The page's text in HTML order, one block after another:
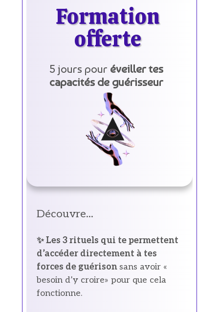
Formation
offerte
5 jours pour éveiller tes
capacités de guérisseur
Découvre...
✨ Les 3 rituels qui te permettent
d’accéder directement à tes
forces de guérison sans avoir «
besoin d’y croire» pour que cela
fonctionne.